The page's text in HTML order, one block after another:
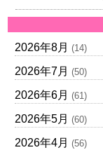
2026年8月 (14)
2026年7月 (50)
2026年6月 (61)
2026年5月 (60)
2026年4月 (56)